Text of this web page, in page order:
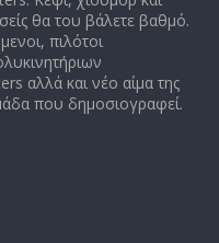
θα του βάλετε βαθμό.
πιλότοι
αλλά και νέο αίμα της
που δημοσιογραφεί.